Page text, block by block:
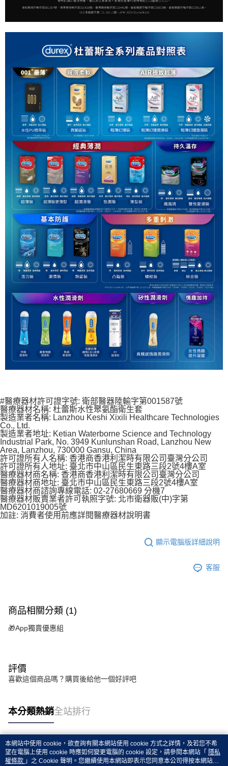
#醫療器材許可證字號: 衛部醫器陸輸字第001587號
醫療器材名稱: 杜蕾斯水性聚氨酯衛生套
製造業者名稱: Lanzhou Keshi Xixili Healthcare Technologies
Co., Ltd.
製造業者地址: Ketian Waterborne Science and Technology
Industrial Park, No. 3949 Kunlunshan Road, Lanzhou New
Area, Lanzhou, 730000 Gansu, China
許可證所有人名稱: 香港商香港利潔時有限公司臺灣分公司
許可證所有人地址: 臺北市中山區民生東路三段2號4樓A室
醫療器材商名稱: 香港商香港利潔時有限公司臺灣分公司
醫療器材商地址: 臺北市中山區民生東路三段2號4樓A室
醫療器材商諮詢專線電話: 02-27680669 分機7
醫療器材販賣業者許可執照字號: 北市衛器販(中)字第
MD6201019005號
加註: 消費者使用前應詳閱醫療器材說明書
顯示電腦版詳細說明
客服
商品相關分類 (1)
🎁App獨賣優惠組
評價
喜歡這個商品嗎？購買後給他一個好評吧
本分類熱銷全站排行
熱門標籤
本網站中使用 cookie，欲查詢有關本網站使用 cookie 方式之詳情，及若您不希
望在電腦上使用 cookie 時應如何變更電腦的 cookie 設定，請參閱本網站「 隱私
權條款 」之 Cookie 聲明。您繼續使用本網站即表示您同意本公司得按本網站使